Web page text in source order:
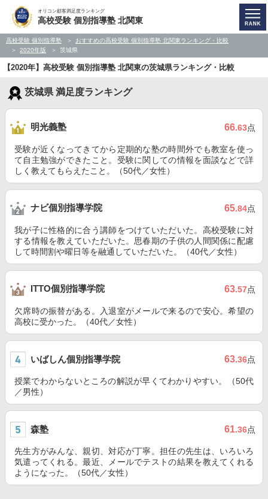
オリコン顧客満足度ランキング
高校受験 個別指導塾 北関東
高校受験 個別指導塾
おすすめの高校受験 個別指導塾 北関東ランキング・比較
2020年版
茨城県
【2020年】高校受験 個別指導塾 北関東の茨城県ランキング・比較
茨城県 満足度ランキング
明光義塾 66.63点
受験が近くなってきてから定期的な塾の時間外でも教室を使っ
て自主勉強ができたこと。受験に関しての情報を面談などで詳
しく教えてもらえたこと。（50代／女性）
ナビ個別指導学院 65.84点
我が子に性格的に合う講師をつけていただいた。高校受験に対
する情報を教えていただいた。思春期の子供の人間関係に配慮
して時間割や曜日等を融通していただいた。（40代／女性）
ITTO個別指導学院 63.57点
欠席時の振替がある。入退室がメールで来るので安心。希望の
高校に受かった。（40代／女性）
いばしん個別指導学院 63.36点
授業でわからないところの解説が早くてわかりやすい。（50代
／男性）
森塾 61.36点
先生方がみんな、親切、対応が丁寧。担任の先生は、いろいろ
気遣ってくれる。最近、メールでテストの結果を教えてくれる
ようになった。（50代／女性）